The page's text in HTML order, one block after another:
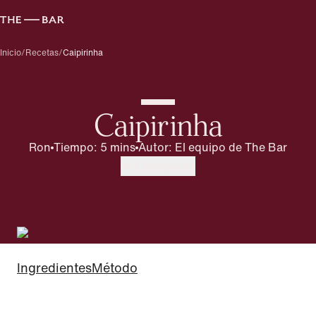
Inicio/Recetas/Caipirinha
Caipirinha
Ron Tiempo: 5 minsAutor: El equipo de The Bar
IngredientesMétodo